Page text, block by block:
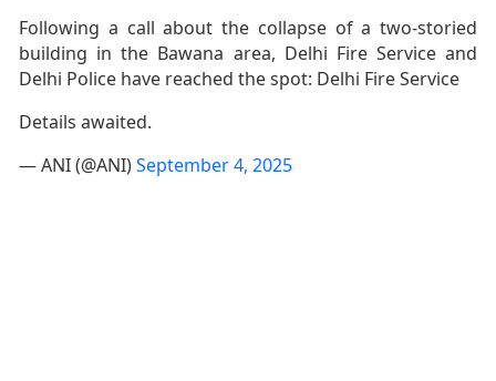
Following a call about the collapse of a two-storied
building in the Bawana area, Delhi Fire Service and
Delhi Police have reached the spot: Delhi Fire Service
Details awaited.
— ANI (@ANI)September 4, 2025